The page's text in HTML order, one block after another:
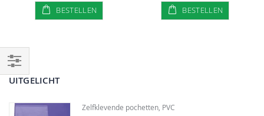
BESTELLEN BESTELLEN
Filteren
UITGELICHT
Zelfklevende pochetten, PVC